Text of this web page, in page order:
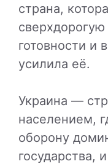
страна,
готовности и
усилила её.
Украина —
населением,
оборону
государства,